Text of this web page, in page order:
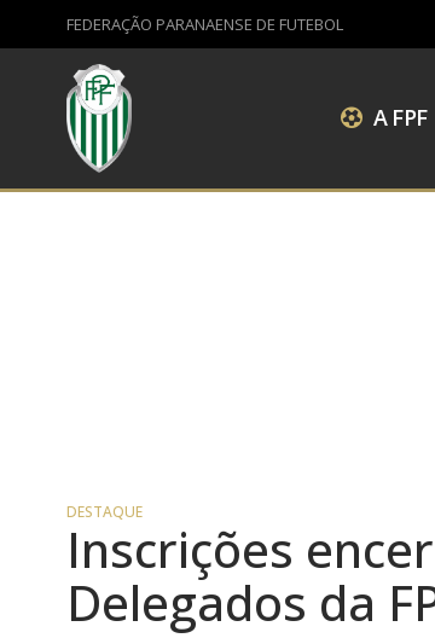
FEDERAÇÃO PARANAENSE DE FUTEBOL
A FPF
DESTAQUE
Inscrições
Delegados da